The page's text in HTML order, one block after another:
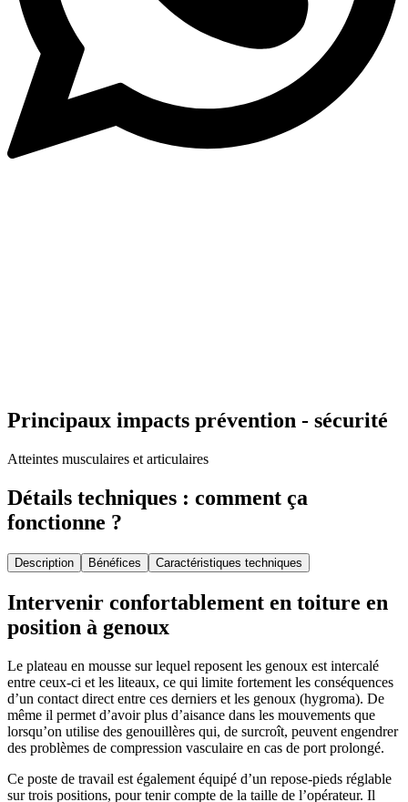
Principaux impacts prévention - sécurité
Atteintes musculaires et articulaires
Détails techniques : comment ça
fonctionne ?
Description Bénéfices Caractéristiques techniques
Intervenir confortablement en toiture en
position à genoux
Le plateau en mousse sur lequel reposent les genoux est intercalé
entre ceux-ci et les liteaux, ce qui limite fortement les conséquences
d’un contact direct entre ces derniers et les genoux (hygroma). De
même il permet d’avoir plus d’aisance dans les mouvements que
lorsqu’on utilise des genouillères qui, de surcroît, peuvent engendrer
des problèmes de compression vasculaire en cas de port prolongé.
Ce poste de travail est également équipé d’un repose-pieds réglable
sur trois positions, pour tenir compte de la taille de l’opérateur. Il